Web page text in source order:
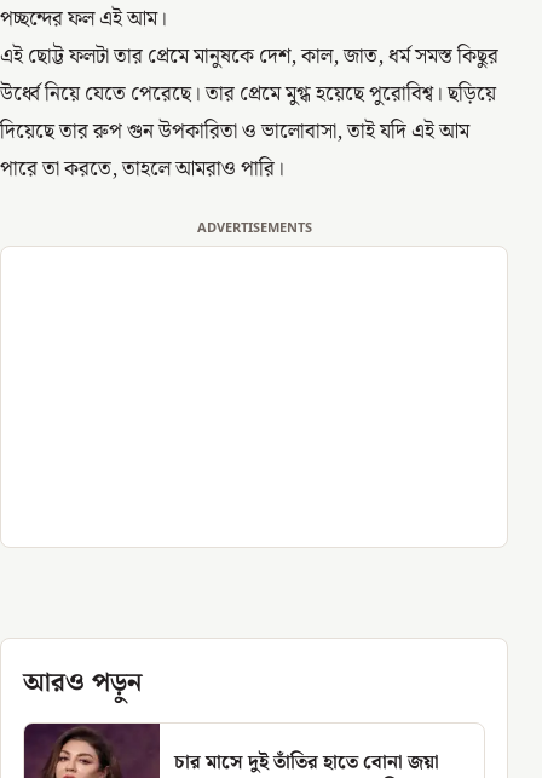
পচ্ছন্দের ফল এই আম।
এই ছোট্ট ফলটা তার প্রেমে মানুষকে দেশ, কাল, জাত, ধর্ম সমস্ত কিছুর
উর্ধ্বে নিয়ে যেতে পেরেছে। তার প্রেমে মুগ্ধ হয়েছে পুরোবিশ্ব। ছড়িয়ে
দিয়েছে তার রুপ গুন উপকারিতা ও ভালোবাসা, তাই যদি এই আম
পারে তা করতে, তাহলে আমরাও পারি।
ADVERTISEMENTS
আরও পড়ুন
চার মাসে দুই তাঁতির হাতে বোনা জয়া